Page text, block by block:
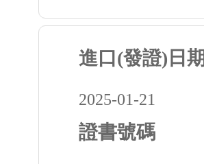
進口(發證)日期
2025-01-21
證書號碼